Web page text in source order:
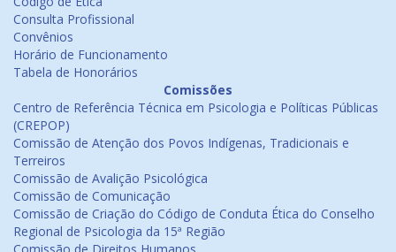
Consulta Profissional
Convênios
Horário de Funcionamento
Tabela de Honorários
Comissões
Centro de Referência Técnica em Psicologia e Políticas Públicas
(CREPOP)
Comissão de Atenção dos Povos Indígenas, Tradicionais e
Terreiros
Comissão de Avalição Psicológica
Comissão de Comunicação
Comissão de Criação do Código de Conduta Ética do Conselho
Regional de Psicologia da 15ª Região